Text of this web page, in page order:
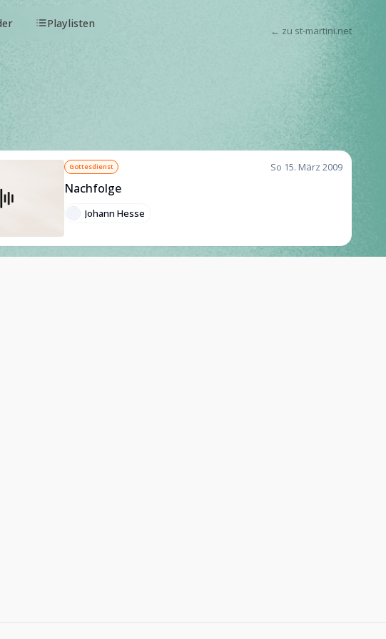
Playlisten
← zu st-martini.net
Gottesdienst So 15. März 2009
Nachfolge
Johann Hesse